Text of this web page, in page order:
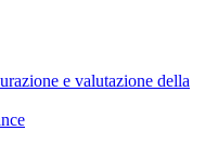
e valutazione della